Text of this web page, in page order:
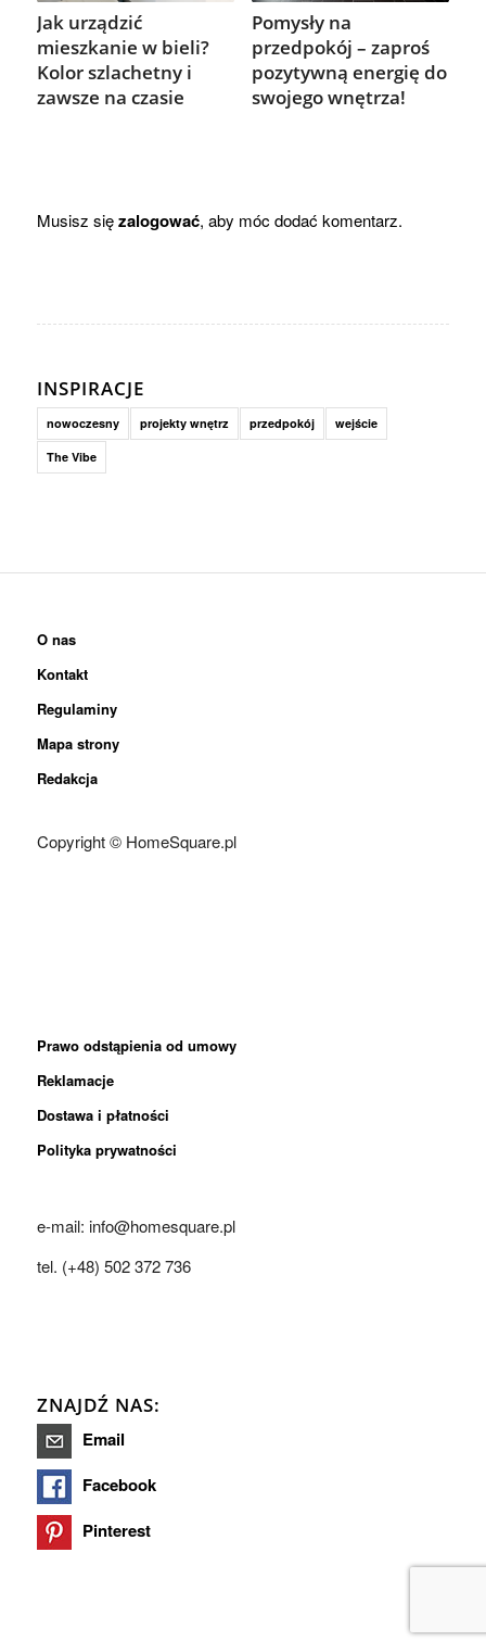
Jak urządzić
mieszkanie w bieli?
Kolor szlachetny i
zawsze na czasie
Pomysły na
przedpokój – zaproś
pozytywną energię do
swojego wnętrza!
Musisz sięzalogować, aby móc dodać komentarz.
INSPIRACJE
nowoczesny projekty wnętrz przedpokój wejście
The Vibe
O nas
Kontakt
Regulaminy
Mapa strony
Redakcja
Copyright © HomeSquare.pl
Prawo odstąpienia od umowy
Reklamacje
Dostawa i płatności
Polityka prywatności
e-mail: info@homesquare.pl
tel. (+48) 502 372 736
ZNAJDŹ NAS:
Email
Facebook
Pinterest